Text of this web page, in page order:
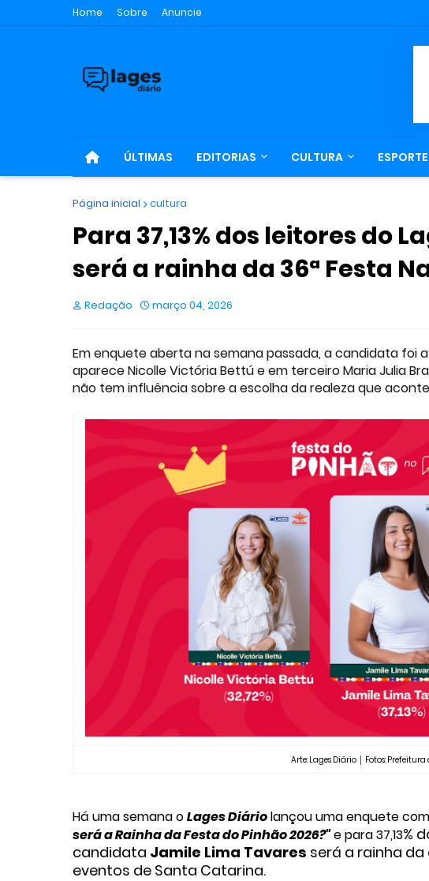
Home Sobre Anuncie
ÚLTIMAS EDITORIAS CULTURA
Página inicial cultura
Para 37,13% dos leitores do
será a rainha da 36ª Festa
Redação março 04, 2026
Em enquete aberta na semana passada, a candidata foi
aparece Nicolle Victória Bettú e em terceiro Maria Julia
não tem influência sobre a escolha da realeza que
Arte: Lages Diário │ Fotos:
Há uma semana oLages Diáriolançou uma enquete
será a Rainha da Festa do Pinhão 2026?"e para37,13%
candidata Jamile Lima Tavares será a rainha
eventos de Santa Catarina.